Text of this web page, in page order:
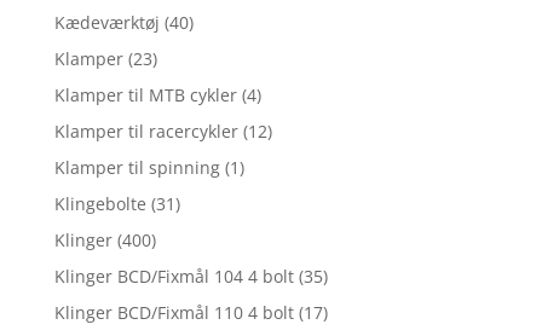
Kædeværktøj (40)
Klamper (23)
Klamper til MTB cykler (4)
Klamper til racercykler (12)
Klamper til spinning (1)
Klingebolte (31)
Klinger (400)
Klinger BCD/Fixmål 104 4 bolt (35)
Klinger BCD/Fixmål 110 4 bolt (17)